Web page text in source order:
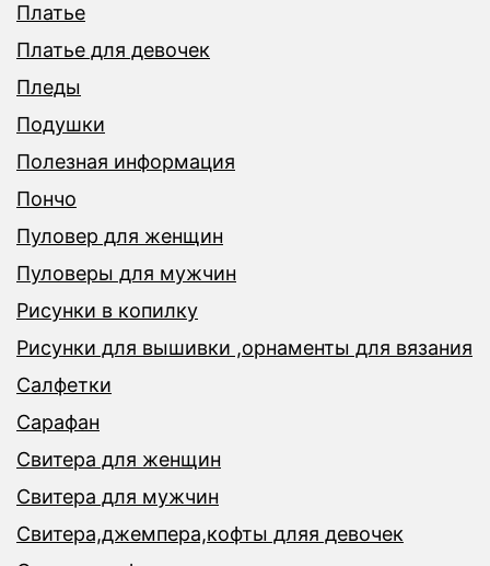
Платье
Платье для девочек
Пледы
Подушки
Полезная информация
Пончо
Пуловер для женщин
Пуловеры для мужчин
Рисунки в копилку
Рисунки для вышивки ,орнаменты для вязания
Салфетки
Сарафан
Свитера для женщин
Свитера для мужчин
Свитера,джемпера,кофты дляя девочек